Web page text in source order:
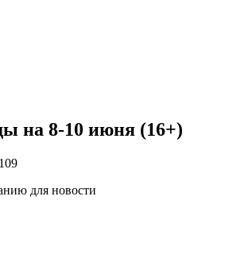
на 8-10 июня (16+)